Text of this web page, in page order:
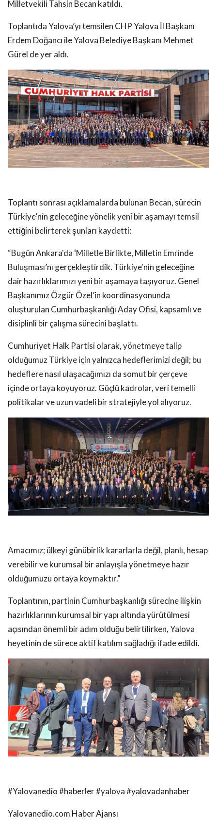
Milletvekili Tahsin Becan katıldı.
Toplantıda Yalova’yı temsilen CHP Yalova İl Başkanı
Erdem Doğancı ile Yalova Belediye Başkanı Mehmet
Gürel de yer aldı.
Toplantı sonrası açıklamalarda bulunan Becan, sürecin
Türkiye’nin geleceğine yönelik yeni bir aşamayı temsil
ettiğini belirterek şunları kaydetti:
“Bugün Ankara'da ‘Milletle Birlikte, Milletin Emrinde
Buluşması’nı gerçekleştirdik. Türkiye'nin geleceğine
dair hazırlıklarımızı yeni bir aşamaya taşıyoruz. Genel
Başkanımız Özgür Özel’in koordinasyonunda
oluşturulan Cumhurbaşkanlığı Aday Ofisi, kapsamlı ve
disiplinli bir çalışma sürecini başlattı.
Cumhuriyet Halk Partisi olarak, yönetmeye talip
olduğumuz Türkiye için yalnızca hedeflerimizi değil; bu
hedeflere nasıl ulaşacağımızı da somut bir çerçeve
içinde ortaya koyuyoruz. Güçlü kadrolar, veri temelli
politikalar ve uzun vadeli bir stratejiyle yol alıyoruz.
Amacımız; ülkeyi günübirlik kararlarla değil, planlı, hesap
verebilir ve kurumsal bir anlayışla yönetmeye hazır
olduğumuzu ortaya koymaktır.”
Toplantının, partinin Cumhurbaşkanlığı sürecine ilişkin
hazırlıklarının kurumsal bir yapı altında yürütülmesi
açısından önemli bir adım olduğu belirtilirken, Yalova
heyetinin de sürece aktif katılım sağladığı ifade edildi.
#Yalovanedio #haberler #yalova #yalovadanhaber
Yalovanedio.com Haber Ajansı